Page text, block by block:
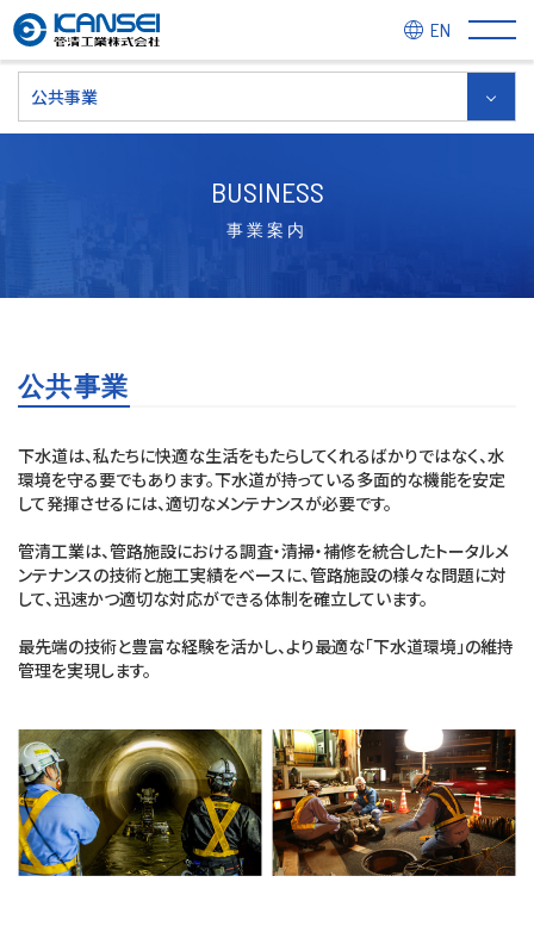
EN
BUSINESS
事業案内
公共事業
公共事業
下水道は、私たちに快適な生活をもたらしてくれるばかりではなく、水
環境を守る要でもあります。下水道が持っている多面的な機能を安定
して発揮させるには、適切なメンテナンスが必要です。
管清工業は、管路施設における調査・清掃・補修を統合したトータルメ
ンテナンスの技術と施工実績をベースに、管路施設の様々な問題に対
して、迅速かつ適切な対応ができる体制を確立しています。
最先端の技術と豊富な経験を活かし、より最適な「下水道環境」の維持
管理を実現します。